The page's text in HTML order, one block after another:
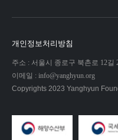
개인정보처리방침
주소 : 서울시 종로구 북촌로 12길
이메일 : info@yanghyun.org
Copyrights 2023 Yanghyun